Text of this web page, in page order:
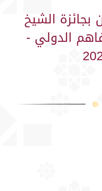
بجائزة الشيخ
الدولي -